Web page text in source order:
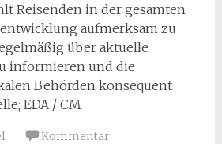
Reisenden in der gesamten
aufmerksam zu
über aktuelle
informieren und die
Behörden konsequent
EDA / CM
Kommentar